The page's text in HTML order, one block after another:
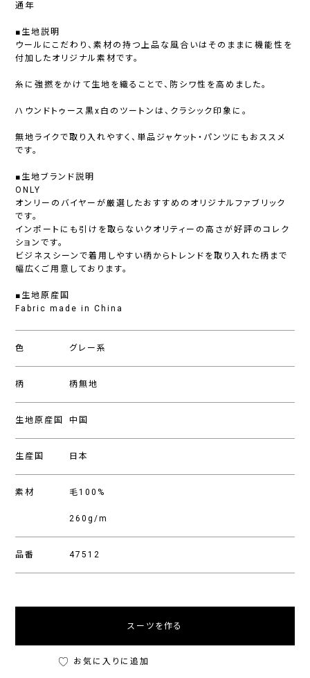
通年
■生地説明
ウールにこだわり、素材の持つ上品な風合いはそのままに機能性を
付加したオリジナル素材です。
糸に強撚をかけて生地を織ることで、防シワ性を高めました。
ハウンドトゥース黒x白のツートンは、クラシック印象に。
無地ライクで取り入れやすく、単品ジャケット・パンツにもおススメ
です。
■生地ブランド説明
ONLY
オンリーのバイヤーが厳選したおすすめのオリジナルファブリック
です。
インポートにも引けを取らないクオリティーの高さが好評のコレク
ションです。
ビジネスシーンで着用しやすい柄からトレンドを取り入れた柄まで
幅広くご用意しております。
■生地原産国
Fabric made in China
色 グレー系
柄 柄無地
生地原産国 中国
生産国 日本
素材 毛100%
260g/m
品番 47512
スーツを作る
お気に入りに追加